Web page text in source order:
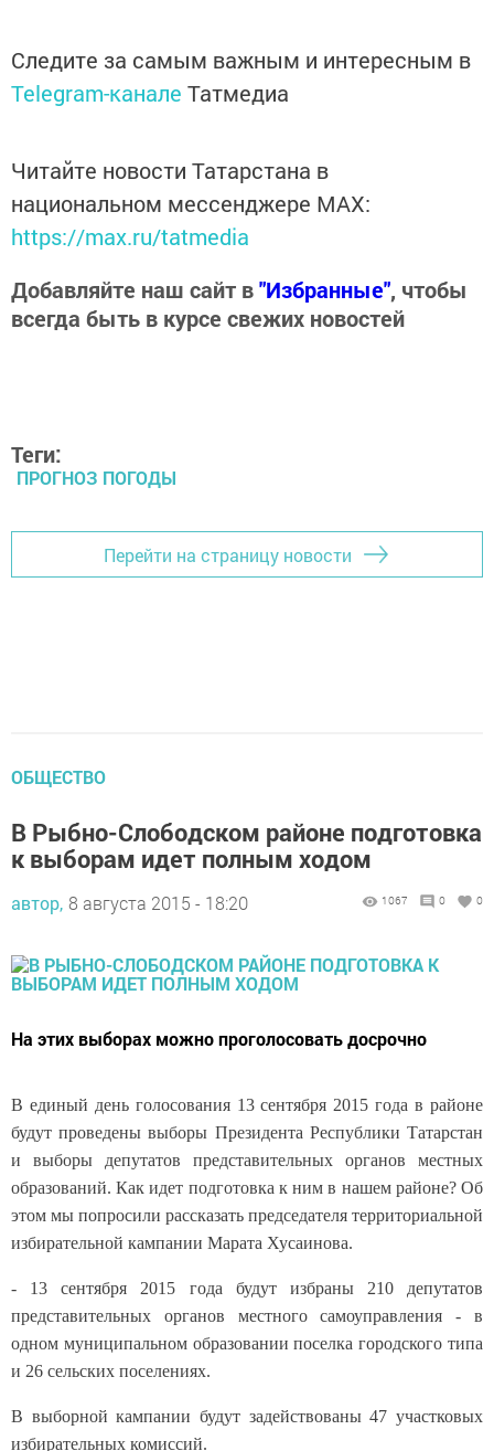
Следите за самым важным и интересным в
Telegram-канале Татмедиа
Читайте новости Татарстана в
национальном мессенджере MАХ:
https://max.ru/tatmedia
Добавляйте наш сайт в"Избранные", чтобы
всегда быть в курсе свежих новостей
Теги:
ПРОГНОЗ ПОГОДЫ
Перейти на страницу новости
ОБЩЕСТВО
В Рыбно-Слободском районе подготовка
к выборам идет полным ходом
автор, 8 августа 2015 - 18:20 1067 0 0
На этих выборах можно проголосовать досрочно
В единый день голосования 13 сентября 2015 года в районе
будут проведены выборы Президента Республики Татарстан
и выборы депутатов представительных органов местных
образований. Как идет подготовка к ним в нашем районе? Об
этом мы попросили рассказать председателя территориальной
избирательной кампании Марата Хусаинова.
- 13 сентября 2015 года будут избраны 210 депутатов
представительных органов местного самоуправления - в
одном муниципальном образовании поселка городского типа
и 26 сельских поселениях.
В выборной кампании будут задействованы 47 участковых
избирательных комиссий.